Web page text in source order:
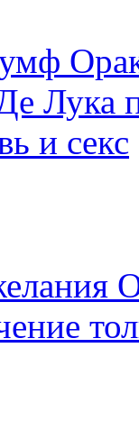
Лука
и секс